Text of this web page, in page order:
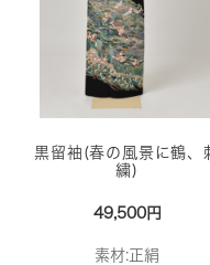
黒留袖(春の風景に鶴、
繍)
49,500円
素材:正絹